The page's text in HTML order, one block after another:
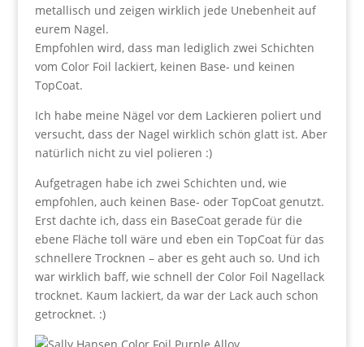
metallisch und zeigen wirklich jede Unebenheit auf
eurem Nagel.
Empfohlen wird, dass man lediglich zwei Schichten
vom Color Foil lackiert, keinen Base- und keinen
TopCoat.
Ich habe meine Nägel vor dem Lackieren poliert und
versucht, dass der Nagel wirklich schön glatt ist. Aber
natürlich nicht zu viel polieren :)
Aufgetragen habe ich zwei Schichten und, wie
empfohlen, auch keinen Base- oder TopCoat genutzt.
Erst dachte ich, dass ein BaseCoat gerade für die
ebene Fläche toll wäre und eben ein TopCoat für das
schnellere Trocknen – aber es geht auch so. Und ich
war wirklich baff, wie schnell der Color Foil Nagellack
trocknet. Kaum lackiert, da war der Lack auch schon
getrocknet. :)